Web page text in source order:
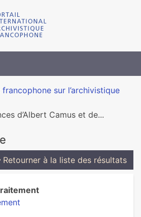
sur l’archivistique
d’Albert Camus et de...
Retourner à la liste des résultats